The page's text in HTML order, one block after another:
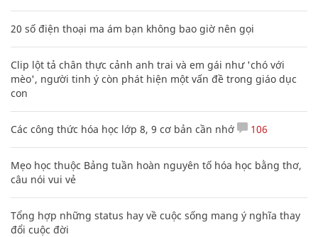
20 số điện thoại ma ám bạn không bao giờ nên gọi
Clip lột tả chân thực cảnh anh trai và em gái như 'chó với
mèo', người tinh ý còn phát hiện một vấn đề trong giáo dục
con
Các công thức hóa học lớp 8, 9 cơ bản cần nhớ 106
Mẹo học thuộc Bảng tuần hoàn nguyên tố hóa học bằng thơ,
câu nói vui vẻ
Tổng hợp những status hay về cuộc sống mang ý nghĩa thay
đổi cuộc đời